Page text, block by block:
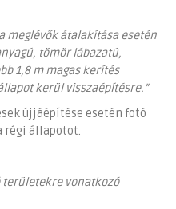
meglévők átalakítása esetén
tömör lábazatú,
1,8 m magas kerítés
kerül visszaépítésre.”
újjáépítése esetén fotó
régi állapotot.
területekre vonatkozó